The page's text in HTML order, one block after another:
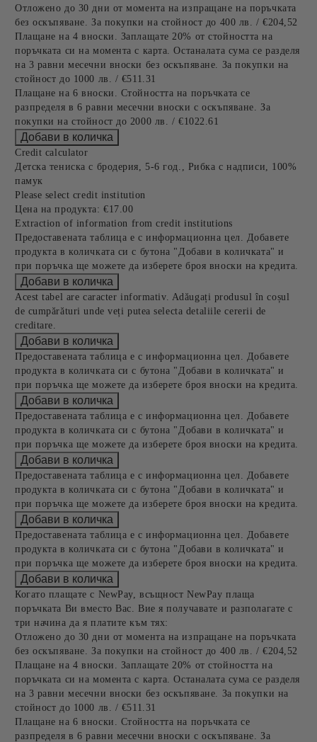
Отложено до 30 дни от момента на изпращане на поръчката
без оскъпяване. За покупки на стойност до 400 лв. / €204,52
Плащане на 4 вноски. Заплащате 20% от стойността на
поръчката си на момента с карта. Останалата сума се разделя
на 3 равни месечни вноски без оскъпяване. За покупки на
стойност до 1000 лв. / €511.31
Плащане на 6 вноски. Стойността на поръчката се
разпределя в 6 равни месечни вноски с оскъпяване. За
покупки на стойност до 2000 лв. / €1022.61
Credit calculator
Детска тениска с бродерия, 5-6 год., Рибка с надписи, 100%
памук
Please select credit institution
Цена на продукта: €17.00
Extraction of information from credit institutions
Предоставената таблица е с информационна цел. Добавете
продукта в количката си с бутона "Добави в количката" и
при поръчка ще можете да изберете броя вноски на кредита.
Acest tabel are caracter informativ. Adăugați produsul în coșul
de cumpărături unde veți putea selecta detaliile cererii de
creditare.
Предоставената таблица е с информационна цел. Добавете
продукта в количката си с бутона "Добави в количката" и
при поръчка ще можете да изберете броя вноски на кредита.
Предоставената таблица е с информационна цел. Добавете
продукта в количката си с бутона "Добави в количката" и
при поръчка ще можете да изберете броя вноски на кредита.
Предоставената таблица е с информационна цел. Добавете
продукта в количката си с бутона "Добави в количката" и
при поръчка ще можете да изберете броя вноски на кредита.
Предоставената таблица е с информационна цел. Добавете
продукта в количката си с бутона "Добави в количката" и
при поръчка ще можете да изберете броя вноски на кредита.
Когато плащате с NewPay, всъщност NewPay плаща
поръчката Ви вместо Вас. Вие я получавате и разполагате с
три начина да я платите към тях:
Отложено до 30 дни от момента на изпращане на поръчката
без оскъпяване. За покупки на стойност до 400 лв. / €204,52
Плащане на 4 вноски. Заплащате 20% от стойността на
поръчката си на момента с карта. Останалата сума се разделя
на 3 равни месечни вноски без оскъпяване. За покупки на
стойност до 1000 лв. / €511.31
Плащане на 6 вноски. Стойността на поръчката се
разпределя в 6 равни месечни вноски с оскъпяване. За